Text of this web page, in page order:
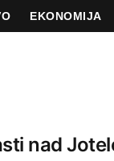
EKONOMIJA
nad